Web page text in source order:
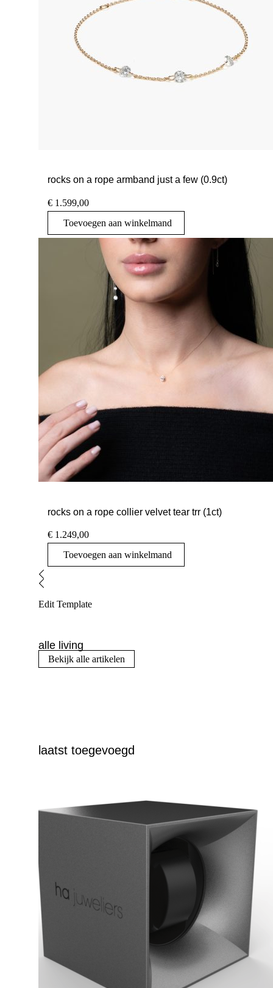
rocks on a rope armband just a few (0.9ct)
€ 1.599,00
Toevoegen aan winkelmand
rocks on a rope collier velvet tear trr (1ct)
€ 1.249,00
Toevoegen aan winkelmand
Edit Template
alle living
Bekijk alle artikelen
laatst toegevoegd